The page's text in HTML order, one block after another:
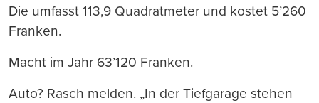
Die umfasst 113,9 Quadratmeter und kostet 5’260
Franken.
Macht im Jahr 63’120 Franken.
Auto? Rasch melden. „In der Tiefgarage stehen